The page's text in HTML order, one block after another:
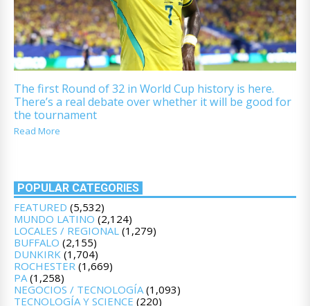
The first Round of 32 in World Cup history is here.
There’s a real debate over whether it will be good for
the tournament
Read More
POPULAR CATEGORIES
FEATURED (5,532)
MUNDO LATINO (2,124)
LOCALES / REGIONAL (1,279)
BUFFALO (2,155)
DUNKIRK (1,704)
ROCHESTER (1,669)
PA(1,258)
NEGOCIOS / TECNOLOGÍA(1,093)
TECNOLOGÍA Y SCIENCE (220)